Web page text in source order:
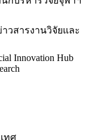
วสารงานวิจัยและ
Innovation Hub
ทศ